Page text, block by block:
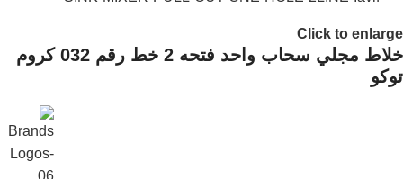
Click to enlarge
خلاط مجلي سحاب واحد فتحه 2 خط رقم 032 كروم
توكو